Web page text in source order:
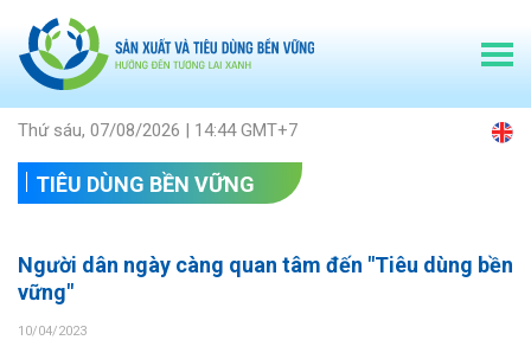
Thứ sáu, 07/08/2026 | 14:44 GMT+7
TIÊU DÙNG BỀN VỮNG
Người dân ngày càng quan tâm đến "Tiêu dùng bền
vững"
10/04/2023